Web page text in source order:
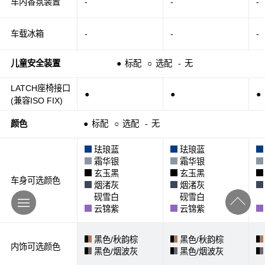
车内香氛装置
车载冰箱
儿童安全装置 ● 标配 ○ 选配 - 无
LATCH座椅接口
(兼容ISO FIX)
颜色 ● 标配 ○ 选配 - 无
车身可选颜色
内饰可选颜色
- - -
- - -
● ● ●
珐琅蓝
霜华银
玄玉黑
烟渚灰
砚雪白
云锦紫
珐琅蓝
霜华银
玄玉黑
烟渚灰
砚雪白
云锦紫
黑色/秋韵棕
黑色/烟波灰
黑色/秋韵棕
黑色/烟波灰